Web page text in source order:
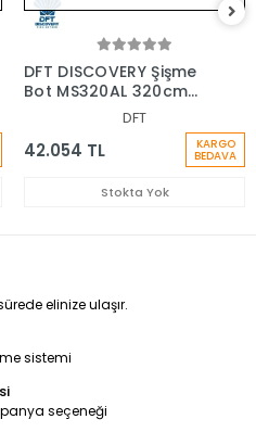
DFT DISCOVERY Şişme
Bot MS320AL 320cm
DFT
42.054 TL KARGO
BEDAVA
Stokta Yok
elinize ulaşır.
sistemi
seçeneği